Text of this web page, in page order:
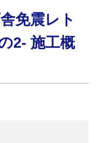
免震レト
2- 施工概